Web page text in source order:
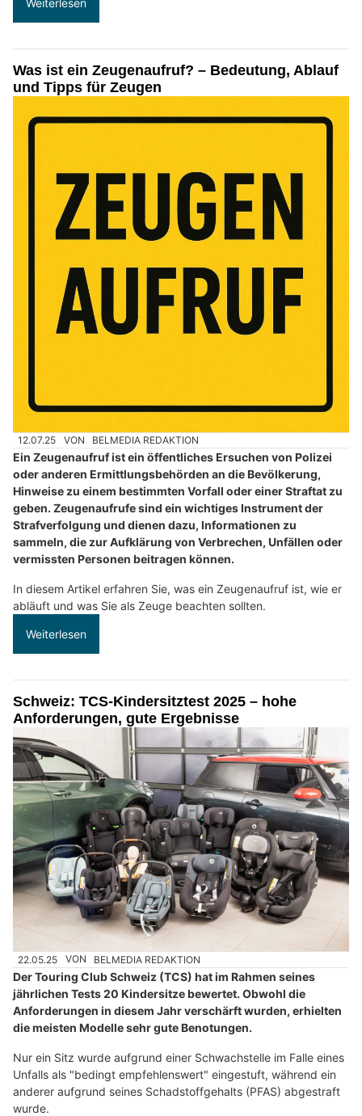
Was ist ein Zeugenaufruf? – Bedeutung, Ablauf
und Tipps für Zeugen
12.07.25 VON BELMEDIA REDAKTION
Ein Zeugenaufruf ist ein öffentliches Ersuchen von Polizei
oder anderen Ermittlungsbehörden an die Bevölkerung,
Hinweise zu einem bestimmten Vorfall oder einer Straftat zu
geben. Zeugenaufrufe sind ein wichtiges Instrument der
Strafverfolgung und dienen dazu, Informationen zu
sammeln, die zur Aufklärung von Verbrechen, Unfällen oder
vermissten Personen beitragen können.
In diesem Artikel erfahren Sie, was ein Zeugenaufruf ist, wie er
abläuft und was Sie als Zeuge beachten sollten.
Weiterlesen
Schweiz: TCS-Kindersitztest 2025 – hohe
Anforderungen, gute Ergebnisse
22.05.25 VON BELMEDIA REDAKTION
Der Touring Club Schweiz (TCS) hat im Rahmen seines
jährlichen Tests 20 Kindersitze bewertet. Obwohl die
Anforderungen in diesem Jahr verschärft wurden, erhielten
die meisten Modelle sehr gute Benotungen.
Nur ein Sitz wurde aufgrund einer Schwachstelle im Falle eines
Unfalls als "bedingt empfehlenswert" eingestuft, während ein
anderer aufgrund seines Schadstoffgehalts (PFAS) abgestraft
wurde.